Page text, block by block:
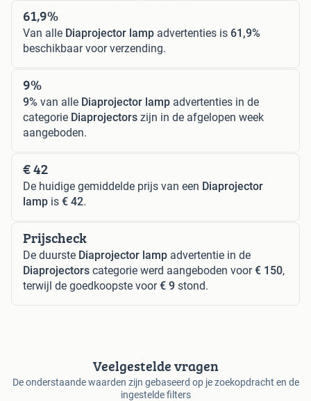
61,9%
Van alle Diaprojector lamp advertenties is 61,9%
beschikbaar voor verzending.
9%
9% van alle Diaprojector lamp advertenties in de
categorie Diaprojectors zijn in de afgelopen week
aangeboden.
€ 42
De huidige gemiddelde prijs van een Diaprojector
lamp is € 42.
Prijscheck
De duurste Diaprojector lamp advertentie in de
Diaprojectors categorie werd aangeboden voor€ 150,
terwijl de goedkoopste voor€ 9 stond.
Veelgestelde vragen
De onderstaande waarden zijn gebaseerd op je zoekopdracht en de
ingestelde filters